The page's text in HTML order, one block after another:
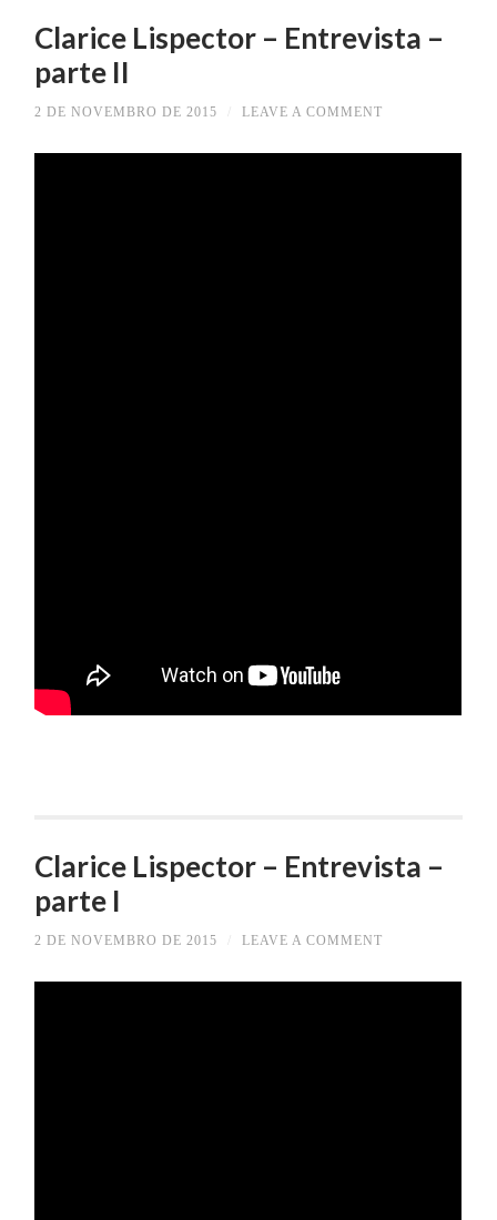
Clarice Lispector – Entrevista –
parte II
2 DE NOVEMBRO DE 2015 LEAVE A COMMENT
Clarice Lispector – Entrevista –
parte I
2 DE NOVEMBRO DE 2015 LEAVE A COMMENT